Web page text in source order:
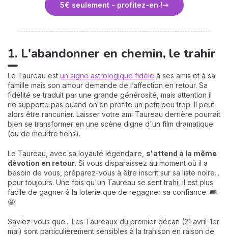
5€ seulement - profitez-en !
1. L'abandonner en chemin, le trahir
Le Taureau est un signe astrologique fidèle à ses amis et à sa
famille mais son amour demande de l’affection en retour. Sa
fidélité se traduit par une grande générosité, mais attention il
ne supporte pas quand on en profite un petit peu trop. Il peut
alors être rancunier. Laisser votre ami Taureau derrière pourrait
bien se transformer en une scène digne d'un film dramatique
(ou de meurtre tiens).
Le Taureau, avec sa loyauté légendaire, s'attend à la même
dévotion en retour. Si vous disparaissez au moment où il a
besoin de vous, préparez-vous à être inscrit sur sa liste noire...
pour toujours. Une fois qu'un Taureau se sent trahi, il est plus
facile de gagner à la loterie que de regagner sa confiance. 🎟️
😬
Saviez-vous que... Les Taureaux du premier décan (21 avril-1er
mai) sont particulièrement sensibles à la trahison en raison de